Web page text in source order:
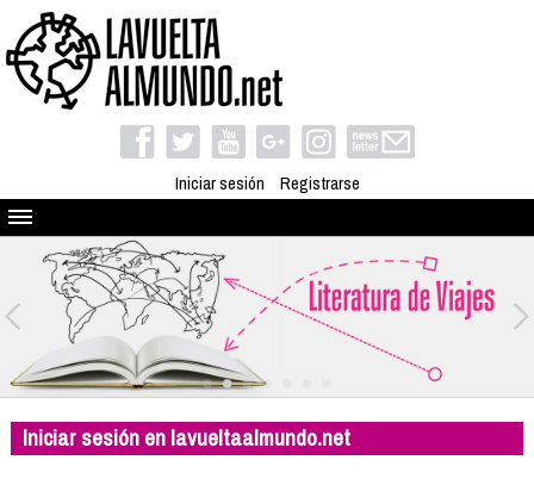
Iniciar sesión Registrarse
Quienes somos
El proyecto
Blog
Viaja con nosotros
Camino solidario
Libros
Iniciar sesión en lavueltaalmundo.net